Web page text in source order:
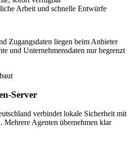
Arbeit und schnelle Entwürfe
Zugangsdaten liegen beim Anbieter
und Unternehmensdaten nur begrenzt
Server
verbindet lokale Sicherheit mit
Mehrere Agenten übernehmen klar